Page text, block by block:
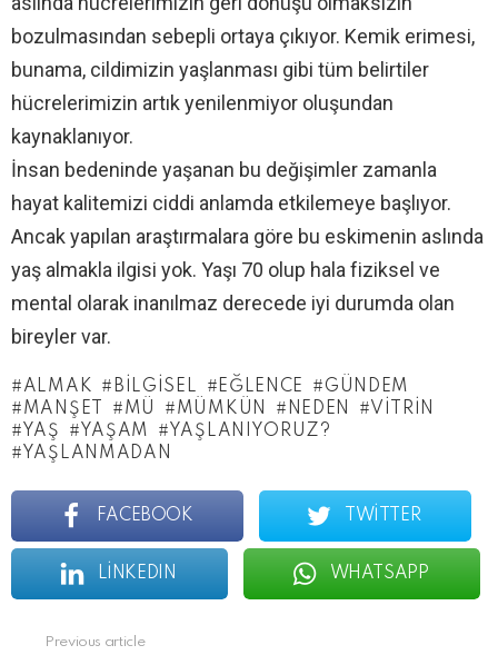
bozulmasından sebepli ortaya çıkıyor. Kemik erimesi,
bunama, cildimizin yaşlanması gibi tüm belirtiler
hücrelerimizin artık yenilenmiyor oluşundan
kaynaklanıyor.
İnsan bedeninde yaşanan bu değişimler zamanla
hayat kalitemizi ciddi anlamda etkilemeye başlıyor.
Ancak yapılan araştırmalara göre bu eskimenin aslında
yaş almakla ilgisi yok. Yaşı 70 olup hala fiziksel ve
mental olarak inanılmaz derecede iyi durumda olan
bireyler var.
ALMAK BILGISEL EĞLENCE
GÜNDEM
MANŞET
MÜ MÜMKÜN NEDEN
VITRIN
YAŞ
YAŞAM
YAŞLANIYORUZ?
YAŞLANMADAN
FACEBOOK TWITTER
LINKEDIN WHATSAPP
Previous article